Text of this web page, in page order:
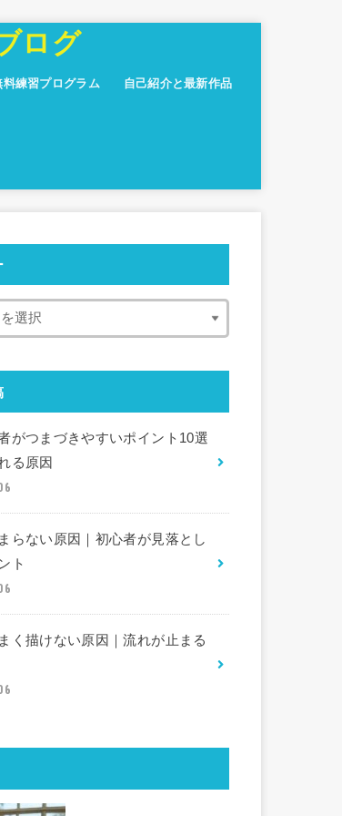
ログ
練習プログラム 自己紹介と最新作品
がつまづきやすいポイント10選
る原因
らない原因｜初心者が見落とし
ト
く描けない原因｜流れが止まる